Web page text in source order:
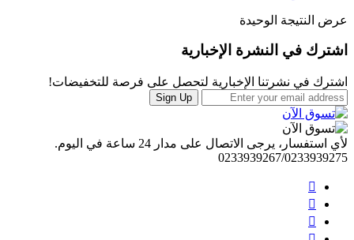
عرض النتيجة الوحيدة
Brands
Carousel
اشترك في النشرة الإخبارية
اشترك في نشرتنا الإخبارية لتحصل على فرصة للتخفيضات!
Sign Up
لأي استفسار، يرجى الاتصال على مدار 24 ساعة في اليوم.
0233939267/0233939275